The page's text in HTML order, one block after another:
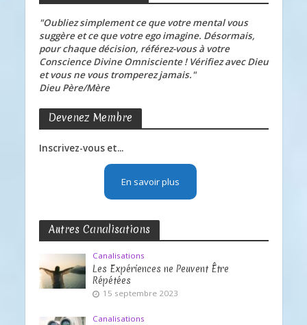
"Oubliez simplement ce que votre mental vous
suggère et ce que votre ego imagine. Désormais,
pour chaque décision, référez-vous à votre
Conscience Divine Omnisciente ! Vérifiez avec Dieu
et vous ne vous tromperez jamais."
Dieu Père/Mère
Devenez Membre
Inscrivez-vous et...
En savoir plus
Autres Canalisations
Canalisations
Les Expériences ne Peuvent Être
Répétées
15 septembre 2023
Canalisations